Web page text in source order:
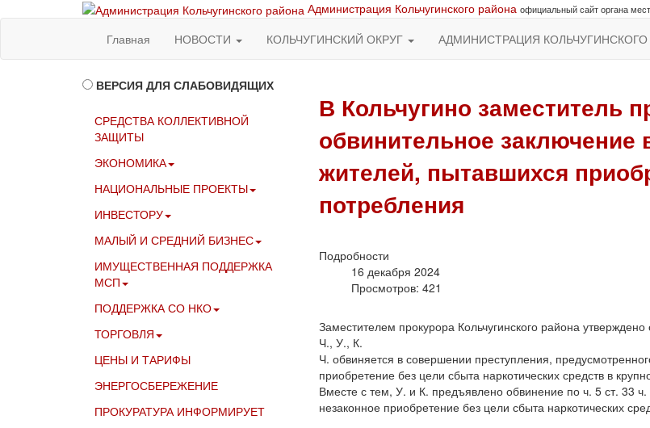
Администрация Кольчугинского района официальный сайт органа
Главная НОВОСТИ КОЛЬЧУГИНСКИЙ ОКРУГ АДМИНИСТРАЦИЯ КОЛЬЧУГИНСКОГО
В Кольчугино заместитель
обвинительное
жителей, пытавшихся
потребления
Подробности
16 декабря 2024
Просмотров: 421
Заместителем прокурора Кольчугинского района
Ч., У., К.
Ч. обвиняется в совершении преступления,
приобретение без цели сбыта наркотических средств в
Вместе с тем, У. и К. предъявлено обвинение по ч. 5 ст. 33
незаконное приобретение без цели сбыта наркотических
ВЕРСИЯ ДЛЯ СЛАБОВИДЯЩИХ
СРЕДСТВА КОЛЛЕКТИВНОЙ
ЗАЩИТЫ
ЭКОНОМИКА
НАЦИОНАЛЬНЫЕ ПРОЕКТЫ
ИНВЕСТОРУ
МАЛЫЙ И СРЕДНИЙ БИЗНЕС
ИМУЩЕСТВЕННАЯ ПОДДЕРЖКА
МСП
ПОДДЕРЖКА СО НКО
ТОРГОВЛЯ
ЦЕНЫ И ТАРИФЫ
ЭНЕРГОСБЕРЕЖЕНИЕ
ПРОКУРАТУРА ИНФОРМИРУЕТ